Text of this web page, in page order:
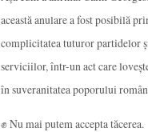
această anulare a fost posibilă
complicitatea tuturor partidelor
serviciilor, într-un act care
în suveranitatea poporului
✊ Nu mai putem accepta tăcerea.